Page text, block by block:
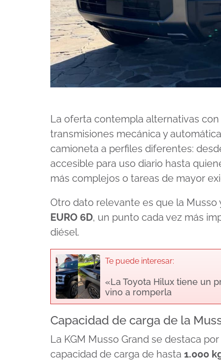
La oferta contempla alternativas
transmisiones mecánica y
camioneta a perfiles diferentes:
accesible para uso diario hasta
más complejos o tareas de mayor
Otro dato relevante es que la
EURO 6D, un punto cada vez más
diésel.
Te puede interesar:
«La Toyota Hilux tiene un
vino a romperla
Capacidad de carga de la
La KGM Musso Grand se destaca
capacidad de carga de hasta 1.000